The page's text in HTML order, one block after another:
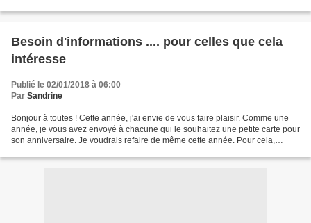
Besoin d'informations .... pour celles que cela
intéresse
Publié le 02/01/2018 à 06:00
Par Sandrine
Bonjour à toutes ! Cette année, j'ai envie de vous faire plaisir. Comme une
année, je vous avez envoyé à chacune qui le souhaitez une petite carte pour
son anniversaire. Je voudrais refaire de même cette année. Pour cela,